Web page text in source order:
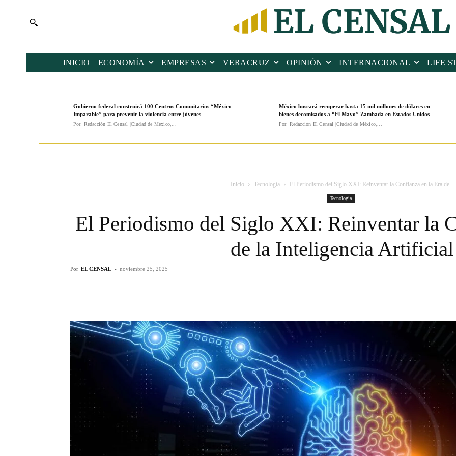
INICIO ECONOMÍA EMPRESAS VERACRUZ OPINIÓN INTERNACIONAL LIFE
Gobierno federal construirá 100 Centros Comunitarios “México
Imparable” para prevenir la violencia entre jóvenes
Por: Redacción El Censal |Ciudad de México,...
México buscará recuperar hasta 15 mil millones de dólares en
bienes decomisados a “El Mayo” Zambada en Estados Unidos
Por: Redacción El Censal |Ciudad de México,...
Inicio Tecnología El Periodismo del Siglo XXI: Reinventar la Confianza en la Era de...
Tecnología
El Periodismo del Siglo XXI: Reinventar la
de la Inteligencia Artificial
Por EL CENSAL - noviembre 25, 2025